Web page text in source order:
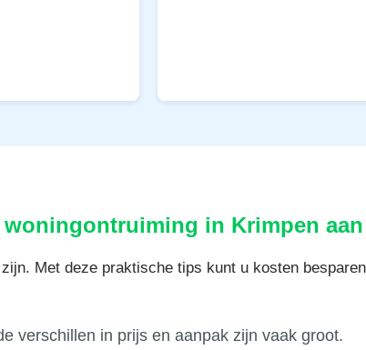
in Krimpen
Met deze praktische tips kunt u kosten
verschillen in prijs en aanpak zijn vaak groot.